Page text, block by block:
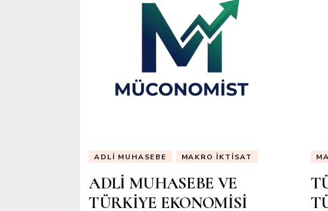
ADLI MUHASEBE MAKRO İKTISAT
ADLİ MUHASEBE VE
TÜRKİYE EKONOMİSİ